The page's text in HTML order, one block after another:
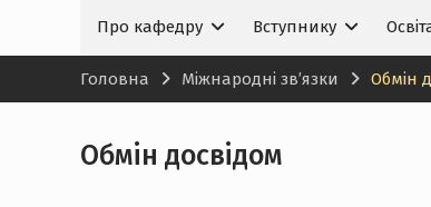
Про кафедру Вступнику
Головна Міжнародні зв’язки Обмін
Обмін досвідом